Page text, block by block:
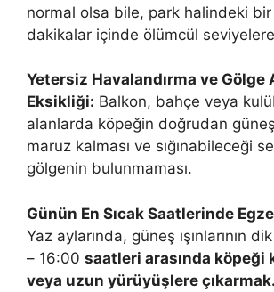
normal olsa bile, park halindeki bir
dakikalar içinde ölümcül
Yetersiz Havalandırma ve Gölge
Eksikliği: Balkon, bahçe veya
alanlarda köpeğin doğrudan güneş
maruz kalması ve sığınabileceği
gölgenin bulunmaması.
Günün En Sıcak Saatlerinde
Yaz aylarında, güneş ışınlarının
– 16:00 saatleri arasında köpeği
veya uzun yürüyüşlere çıkarmak.